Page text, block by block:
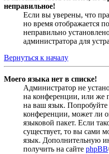
неправильное!
Если вы уверены, что
но время отображается
неправильно
администратора для
Вернуться к началу
Моего языка нет в списке!
Администратор не
на конференции, или же
на ваш язык. Попробуйте
конференции, может ли
языковой пакет. Если
существует, то вы сами
язык. Дополнительную
получить на сайте phpBB